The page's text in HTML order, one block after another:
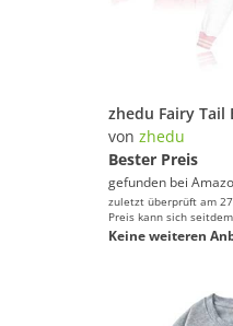
von zhedu
Bester Preis
gefunden bei
zuletzt überprüft am
Preis kann sich
Keine weiteren